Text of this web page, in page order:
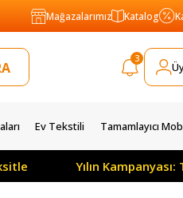
Mağazalarımız Katalog
3
Ev Tekstili Tamamlayıcı
Yılın